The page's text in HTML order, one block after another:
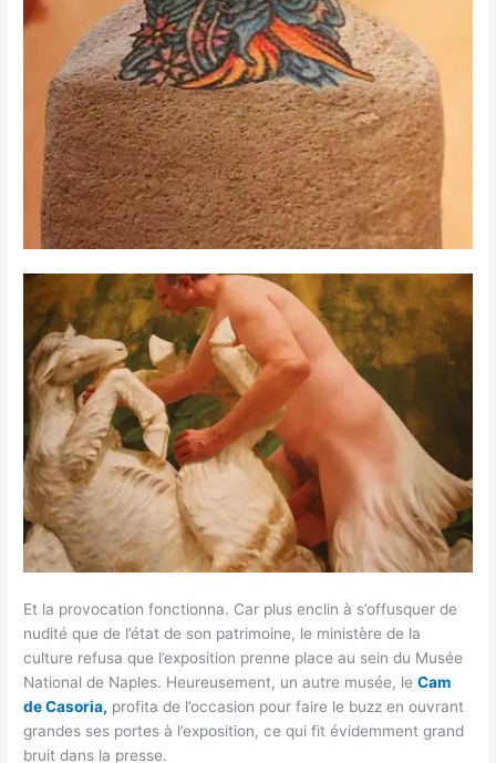
Et la provocation fonctionna. Car plus enclin à s’offusquer de
nudité que de l’état de son patrimoine, le ministère de la
culture refusa que l’exposition prenne place au sein du Musée
National de Naples. Heureusement, un autre musée, leCam
de Casoria, profita de l’occasion pour faire le buzz en ouvrant
grandes ses portes à l’exposition, ce qui fit évidemment grand
bruit dans la presse.